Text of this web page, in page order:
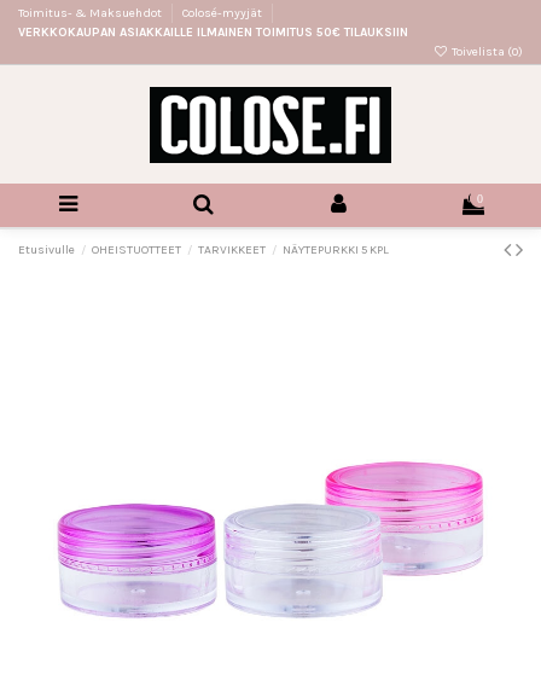
Toimitus- & Maksuehdot
Colosé-myyjät
VERKKOKAUPAN ASIAKKAILLE ILMAINEN TOIMITUS 50€ TILAUKSIIN
Toivelista (0)
0
Etusivulle OHEISTUOTTEET TARVIKKEET NÄYTEPURKKI 5 KPL